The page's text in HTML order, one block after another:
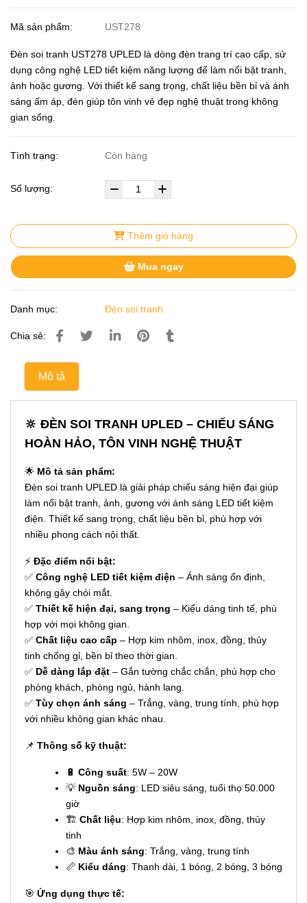
Mã sản phẩm: UST278
Đèn soi tranh UST278 UPLED là dòng đèn trang trí cao cấp, sử
dụng công nghệ LED tiết kiệm năng lượng để làm nổi bật tranh,
ảnh hoặc gương. Với thiết kế sang trọng, chất liệu bền bỉ và ánh
sáng ấm áp, đèn giúp tôn vinh vẻ đẹp nghệ thuật trong không
gian sống.
Tình trạng: Còn hàng
Số lượng:
Thêm giỏ hàng
Mua ngay
Danh mục: Đèn soi tranh
Chia sẻ:
Mô tả
🔆 ĐÈN SOI TRANH UPLED – CHIẾU SÁNG
HOÀN HẢO, TÔN VINH NGHỆ THUẬT
🌟 Mô tả sản phẩm:
Đèn soi tranh UPLED là giải pháp chiếu sáng hiện đại giúp
làm nổi bật tranh, ảnh, gương với ánh sáng LED tiết kiệm
điện. Thiết kế sang trọng, chất liệu bền bỉ, phù hợp với
nhiều phong cách nội thất.
⚡ Đặc điểm nổi bật:
✅ Công nghệ LED tiết kiệm điện – Ánh sáng ổn định,
không gây chói mắt.
✅ Thiết kế hiện đại, sang trọng – Kiểu dáng tinh tế, phù
hợp với mọi không gian.
✅ Chất liệu cao cấp – Hợp kim nhôm, inox, đồng, thủy
tinh chống gỉ, bền bỉ theo thời gian.
✅ Dễ dàng lắp đặt – Gắn tường chắc chắn, phù hợp cho
phòng khách, phòng ngủ, hành lang.
✅ Tùy chọn ánh sáng – Trắng, vàng, trung tính, phù hợp
với nhiều không gian khác nhau.
📌 Thông số kỹ thuật:
🔋 Công suất: 5W – 20W
💡 Nguồn sáng: LED siêu sáng, tuổi thọ 50.000
giờ
🏗 Chất liệu: Hợp kim nhôm, inox, đồng, thủy
tinh
🎨 Màu ánh sáng: Trắng, vàng, trung tính
📏 Kiểu dáng: Thanh dài, 1 bóng, 2 bóng, 3 bóng
🎯 Ứng dụng thực tế: